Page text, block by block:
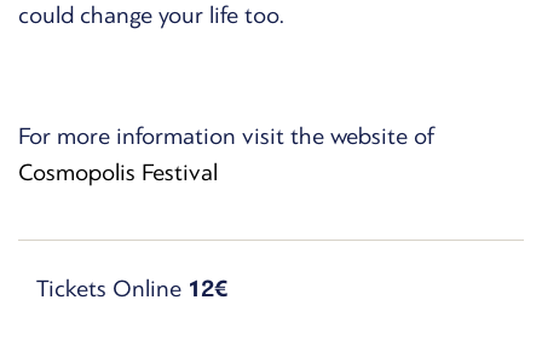
could change your life too.
For more information visit the website of
Cosmopolis Festival
Tickets Online 12€